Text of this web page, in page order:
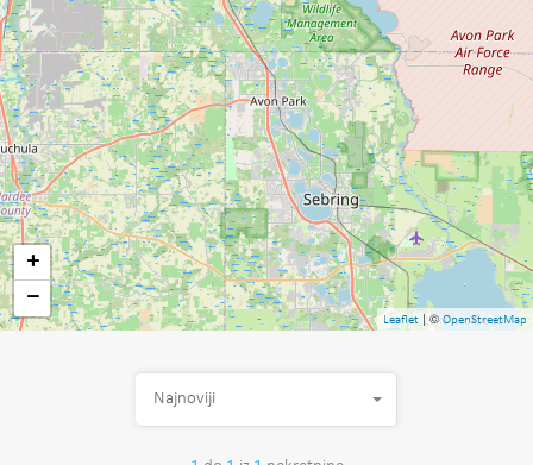
+
−
Leaflet | ©OpenStreetMap
Najnoviji